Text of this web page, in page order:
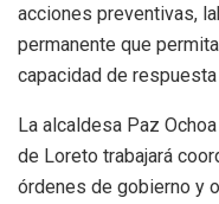
acciones preventivas,
permanente que
capacidad de
La alcaldesa Paz
de Loreto trabajará
órdenes de gobierno y